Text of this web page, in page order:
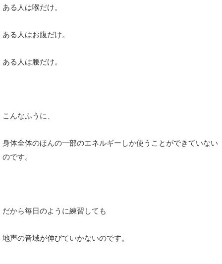
ある人は喉だけ。
ある人はお腹だけ。
ある人は腰だけ。
こんなふうに、
身体全体のほんの一部のエネルギーしか使うことができていない
のです。
だから毎日のように練習しても
地声の音域が伸びていかないのです。